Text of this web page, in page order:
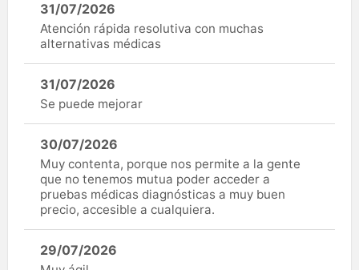
31/07/2026
Atención rápida resolutiva con muchas
alternativas médicas
31/07/2026
Se puede mejorar
30/07/2026
Muy contenta, porque nos permite a la gente
que no tenemos mutua poder acceder a
pruebas médicas diagnósticas a muy buen
precio, accesible a cualquiera.
29/07/2026